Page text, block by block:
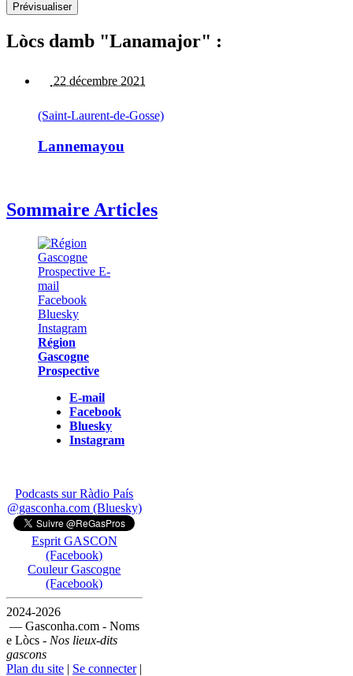
Lòcs damb "Lanamajor" :
22 décembre 2021
(Saint-Laurent-de-Gosse)
Lannemayou
Sommaire Articles
Région
Gascogne
Prospective
E-mail
Facebook
Bluesky
Instagram
Podcasts sur Ràdio País
@gasconha.com (Bluesky)
Esprit GASCON
(Facebook)
Couleur Gascogne
(Facebook)
2024-2026
— Gasconha.com - Noms
e Lòcs - Nos lieux-dits
gascons
Plan du site | Se connecter|